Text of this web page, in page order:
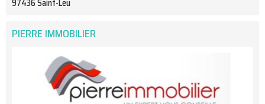
97436 Saint-Leu
PIERRE IMMOBILIER